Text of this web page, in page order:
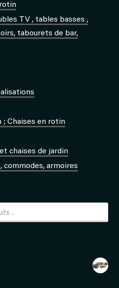
TV , tables basses ,
tabourets de bar,
; Chaises en rotin
chaises de jardin
armoires